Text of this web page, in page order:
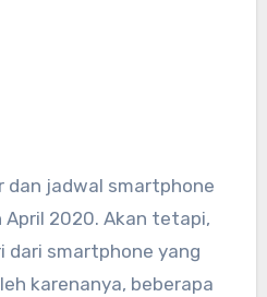
April 2020. Akan tetapi,
dari smartphone yang
karenanya, beberapa